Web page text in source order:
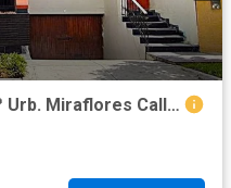
🏡 Ocasión Casa En Venta 📍 Urb. Miraflores Calle Los Almendros Num 149 📏 A.T 336 M2 (12 X 28) 📏 A.C 518